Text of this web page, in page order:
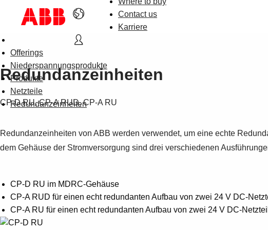
Contact us
Karriere
Offerings
Niederspannungsprodukte
Produkte
Netzteile
Redundanzeinheiten
Redundanzeinheiten
CP-D RU, CP-A RUD, CP-A RU
Redundanzeinheiten von ABB werden verwendet, um eine echte
dem Gehäuse der Stromversorgung sind drei verschiedenen
CP-D RU im MDRC-Gehäuse
CP-A RUD für einen echt redundanten Aufbau von zwei 24 V DC-
CP-A RU für einen echt redundanten Aufbau von zwei 24 V DC-